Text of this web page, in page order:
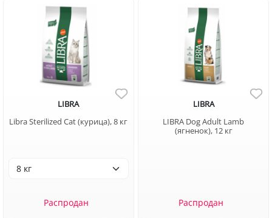
LIBRA
Libra Sterilized Cat (курица), 8 кг
Распродан
LIBRA
LIBRA Dog Adult Lamb
(ягненок), 12 кг
Распродан